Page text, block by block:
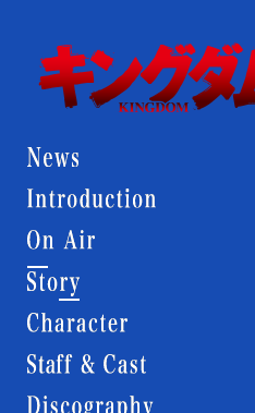
KINGDOM
KINGDOM
News
Introduction
News
Story
Character
Staff
Cast
Discography